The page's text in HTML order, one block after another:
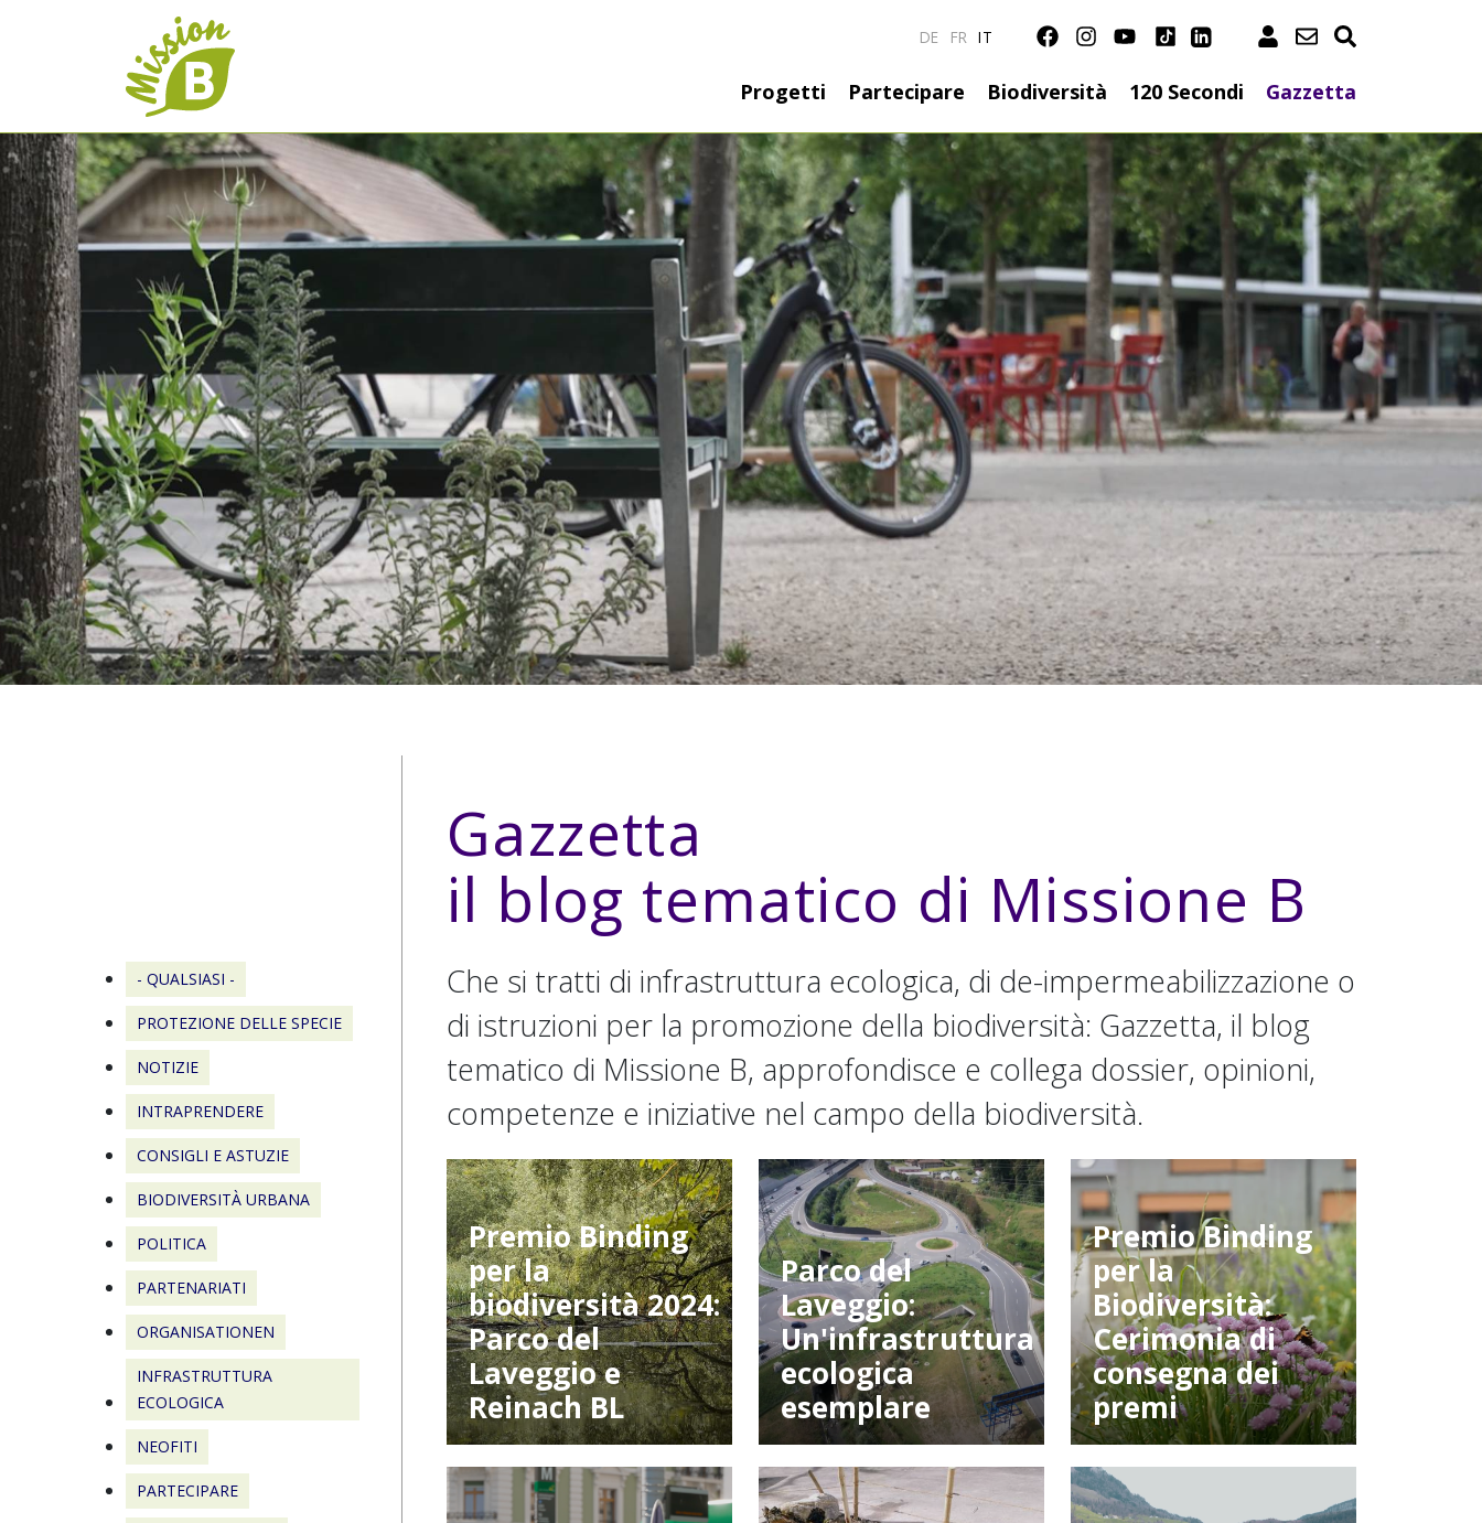
DE FR IT
Hauptnavigation
Progetti Partecipare Biodiversità 120 Secondi Gazzetta
- QUALSIASI -
PROTEZIONE DELLE SPECIE
NOTIZIE
INTRAPRENDERE
CONSIGLI E ASTUZIE
BIODIVERSITÀ URBANA
POLITICA
PARTENARIATI
ORGANISATIONEN
INFRASTRUTTURA
ECOLOGICA
NEOFITI
PARTECIPARE
Gazzetta
il blog tematico di Missione B
Che si tratti di infrastruttura ecologica, di de-impermeabilizzazione o
di istruzioni per la promozione della biodiversità: Gazzetta, il blog
tematico di Missione B, approfondisce e collega dossier, opinioni,
competenze e iniziative nel campo della biodiversità.
Premio Binding
per la
biodiversità 2024:
Parco del
Laveggio e
Reinach BL
Parco del
Laveggio:
Un'infrastruttura
ecologica
esemplare
Premio Binding
per la
Biodiversità:
Cerimonia di
consegna dei
premi